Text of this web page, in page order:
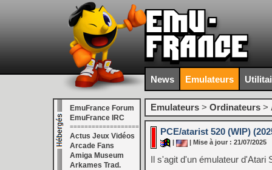
News Emulateurs
EmuFrance Forum
EmuFrance IRC
===================
Actus Jeux Vidéos
Arcade Fans
Amiga Museum
Arkames Trad.
Emulateurs > Ordinateurs >
PCE/atarist 520 (WIP)
| Mise à jour : 21/07/2025
Il s'agit d'un émulateur d'Atari